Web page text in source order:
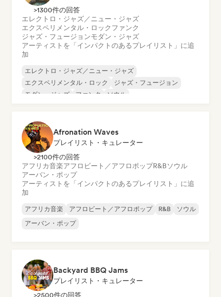
>1300件の回答
エレクトロ・ジャズ／ニュー・ジャズ
エクスペリメンタル・ロックファンク
ジャズ・フュージョンモダン・ジャズ
アーティストを「インパクトのあるプレイリスト」に追
加
エレクトロ・ジャズ／ニュー・ジャズ
エクスペリメンタル・ロック
ジャズ・フュージョン
モダン・ジャズ
ファンク ソウル
Afronation Waves
プレイリスト・キュレーター
>2100件の回答
アフリカ音楽アフロビート／アフロポップR&Bソウル
アーバン・ポップ
アーティストを「インパクトのあるプレイリスト」に追
加
アフリカ音楽 アフロビート／アフロポップ R&B
ソウル
アーバン・ポップ
Backyard BBQ Jams
プレイリスト・キュレーター
>2500件の回答